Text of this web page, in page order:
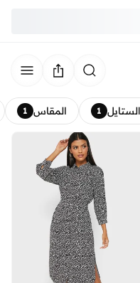
الستايل 1 المقاس 1